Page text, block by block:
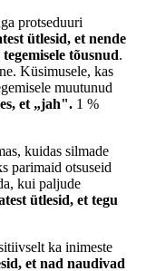
protseduuri
ütlesid, et nende
tõusnud.
Küsimusele, kas
muutunud
et „jah". 1 %
kuidas silmade
parimaid otsuseid
kui paljude
ütlesid, et tegu
ka inimeste
et nad naudivad